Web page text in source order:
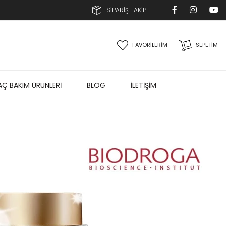
SİPARİŞ TAKİP
SEPETIM
FAVORİLERİM
BAKIM ÜRÜNLERİ BLOG İLETİŞİM